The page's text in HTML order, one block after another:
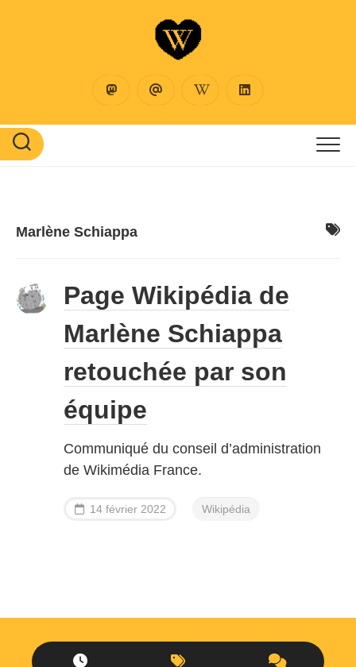
Marlène Schiappa
Page Wikipédia de
Marlène Schiappa
retouchée par son
équipe
Communiqué du conseil d’administration
de Wikimédia France.
14 février 2022 Wikipédia